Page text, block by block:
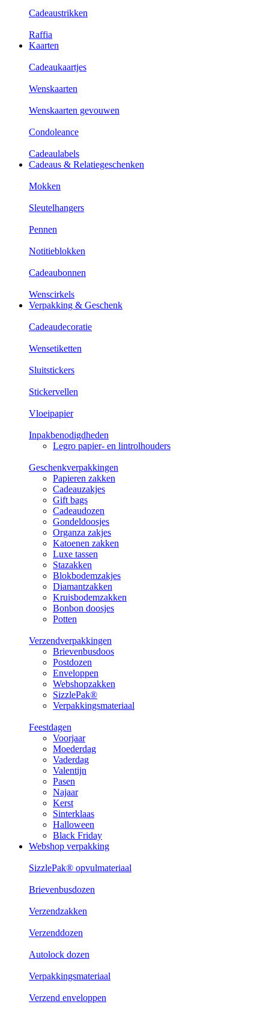
Cadeaustrikken
Raffia
Kaarten
Cadeaukaartjes
Wenskaarten
Wenskaarten gevouwen
Condoleance
Cadeaulabels
Cadeaus & Relatiegeschenken
Mokken
Sleutelhangers
Pennen
Notitieblokken
Cadeaubonnen
Wenscirkels
Verpakking & Geschenk
Cadeaudecoratie
Wensetiketten
Sluitstickers
Stickervellen
Vloeipapier
Inpakbenodigdheden
Legro papier- en lintrolhouders
Geschenkverpakkingen
Papieren zakken
Cadeauzakjes
Gift bags
Cadeaudozen
Gondeldoosjes
Organza zakjes
Katoenen zakken
Luxe tassen
Stazakken
Blokbodemzakjes
Diamantzakken
Kruisbodemzakken
Bonbon doosjes
Potten
Verzendverpakkingen
Brievenbusdoos
Postdozen
Enveloppen
Webshopzakken
SizzlePak®
Verpakkingsmateriaal
Feestdagen
Voorjaar
Moederdag
Vaderdag
Valentijn
Pasen
Najaar
Kerst
Sinterklaas
Halloween
Black Friday
Webshop verpakking
SizzlePak® opvulmateriaal
Brievenbusdozen
Verzendzakken
Verzenddozen
Autolock dozen
Verpakkingsmateriaal
Verzend enveloppen